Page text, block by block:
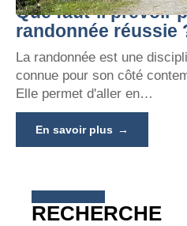
Que faut-il prévoir
randonnée réussie
La randonnée est une
connue pour son côté
Elle permet d'aller en…
En savoir plus
RECHERCHE